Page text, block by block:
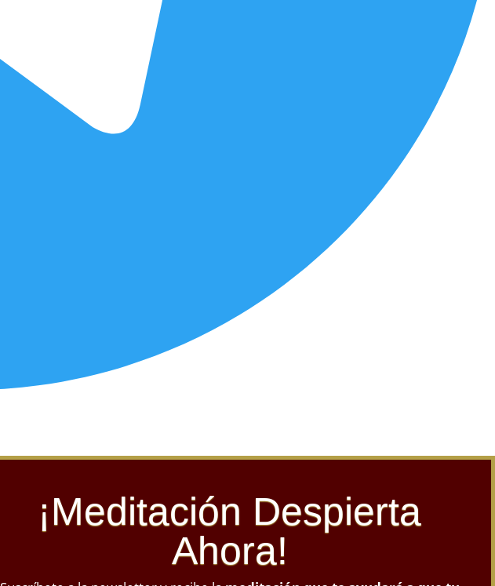
¡Meditación Despierta
Ahora!